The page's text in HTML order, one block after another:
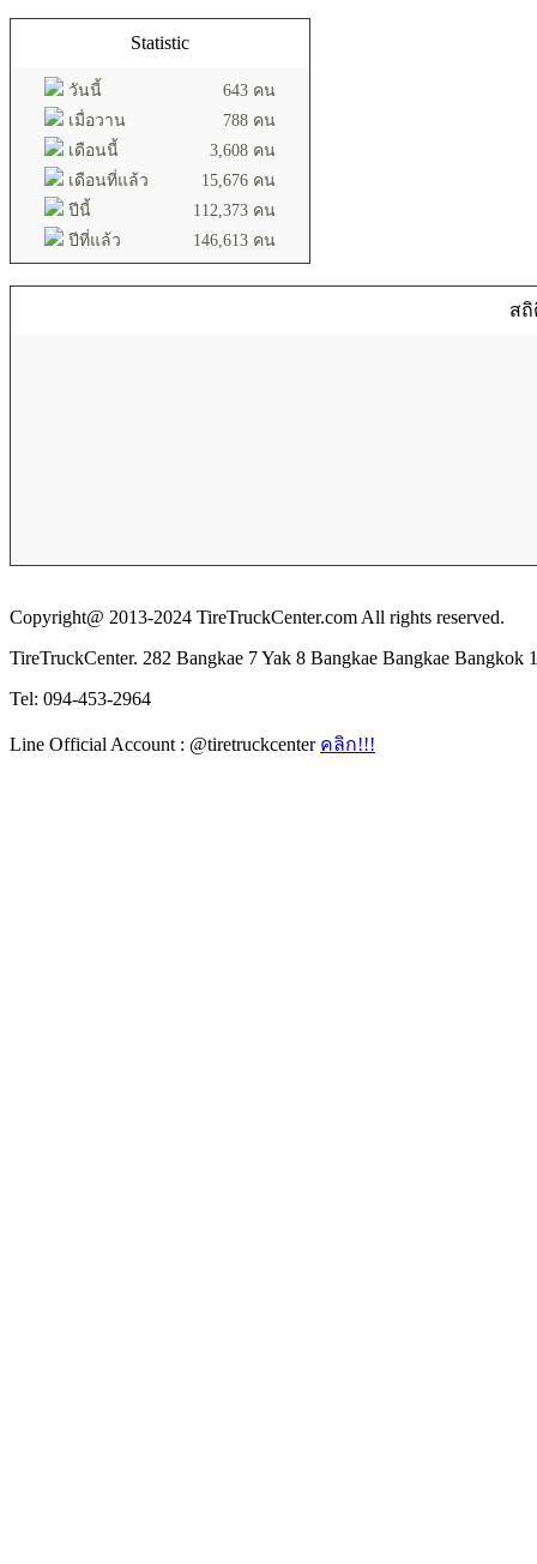
Statistic
วันนี้
643 คน
เมื่อวาน
788 คน
เดือนนี้
3,608 คน
เดือนที่แล้ว
15,676 คน
ปีนี้
112,373 คน
ปีที่แล้ว
146,613 คน
สถิ
Copyright@ 2013-2024 TireTruckCenter.com All rights reserved.
TireTruckCenter. 282 Bangkae 7 Yak 8 Bangkae Bangkae Bangkok
Tel: 094-453-2964
Line Official Account : @tiretruckcenter คลิก!!!